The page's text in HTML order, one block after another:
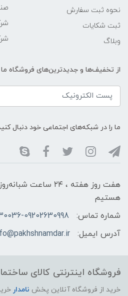
نحوه ثبت سفارش
ثبت شکایات
وبلاگ
از تخفیف‌ها و جدیدترین‌های فروشگاه ما
ما را در شبکه‌های اجتماعی خود دنبال
هفت روز هفته ، ۲۴
هستیم
شماره تماس:
09202630998
آدرس ایمیل:
فروشگاه اینترنتی کالای
خرید از فروشگاه آنلاین پخش نامدار